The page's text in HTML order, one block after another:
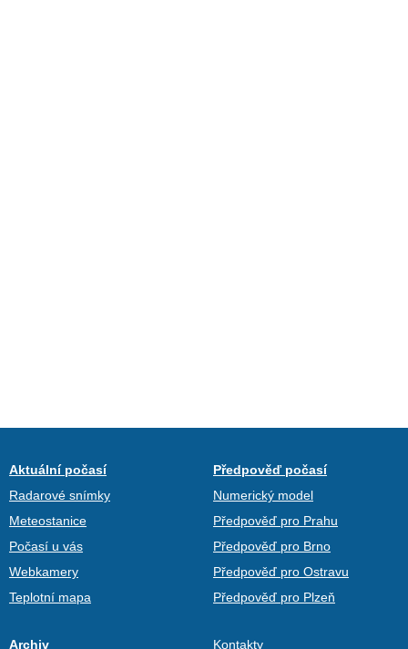
Aktuální počasí
Radarové snímky
Meteostanice
Počasí u vás
Webkamery
Teplotní mapa
Předpověď počasí
Numerický model
Předpověď pro Prahu
Předpověď pro Brno
Předpověď pro Ostravu
Předpověď pro Plzeň
Archiv Kontakty